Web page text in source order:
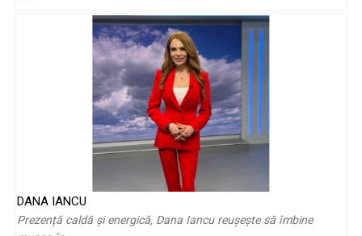
DANA IANCU
Prezență caldă și energică, Dana Iancu reuşeşte să îmbine